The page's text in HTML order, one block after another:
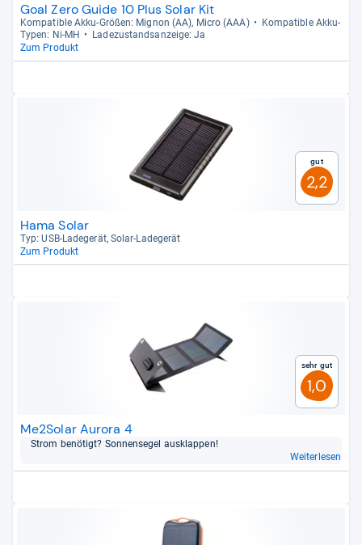
Goal Zero Guide 10 Plus Solar Kit
Kom­pa­ti­ble Akku-​Grö­ßen: Mignon (AA), Micro (AAA)
Kom­pa­ti­ble Akku-​
Typen: Ni-​MH
Lade­zu­stands­an­zeige: Ja
Zum Produkt
Gut
2,2
Hama Solar
Typ: USB-​Lade­ge­rät, Solar-​Lade­ge­rät
Zum Produkt
Sehr gut
1,0
Me2Solar Aurora 4
Strom benö­tigt? Son­nen­se­gel aus­klap­pen!
Weiterlesen